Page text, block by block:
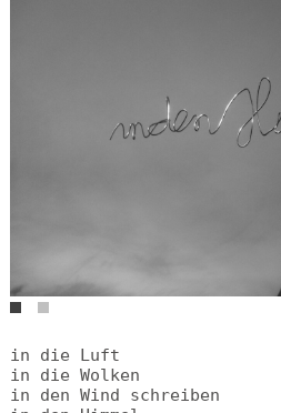
in die Luft
in die Wolken
in den Wind schreiben